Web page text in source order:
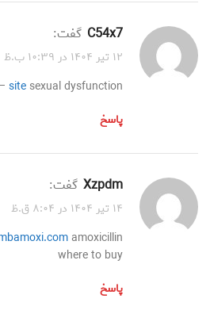
c54x7 گفت:
۱۲ تیر ۱۴۰۴ در ۱۰:۳۹ ب.ظ
site sexual dysfunction
پاسخ
xzpdm گفت:
۱۴ تیر ۱۴۰۴ در ۸:۰۴ ق.ظ
amoxicillin
where to buy
پاسخ